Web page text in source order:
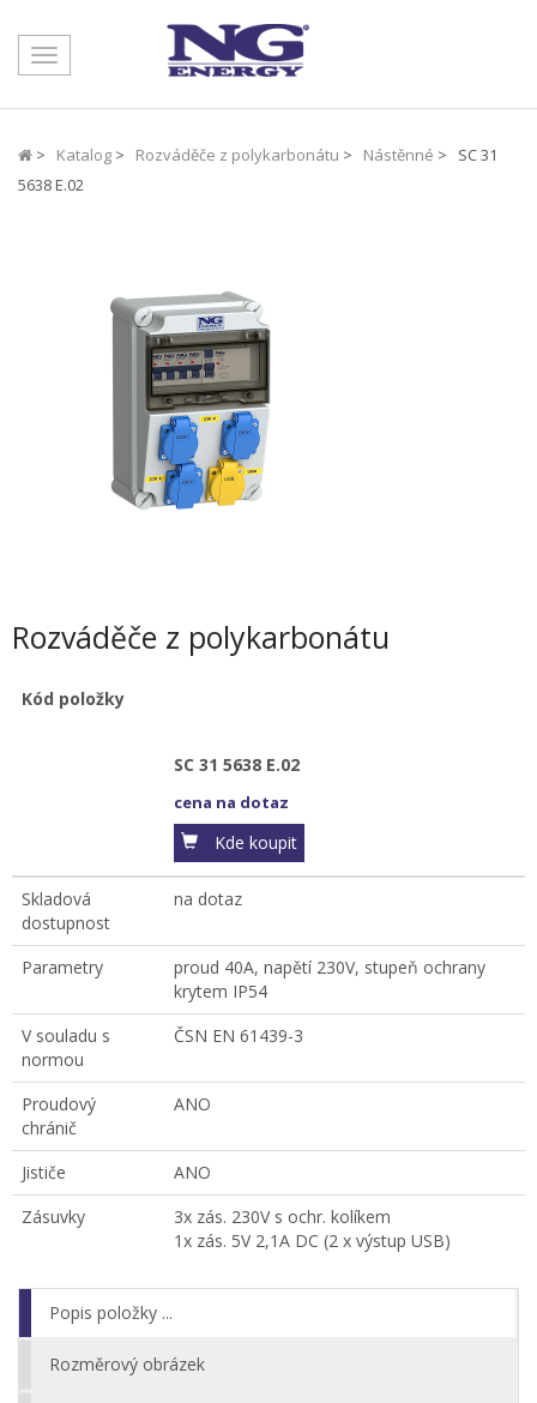
Toggle
> Katalog > Rozváděče z polykarbonátu > Nástěnné > SC 31
5638 E.02
Rozváděče z polykarbonátu
Kód položky
SC 31 5638 E.02
cena na dotaz
Kde koupit
Skladová
dostupnost
na dotaz
Parametry
proud 40A, napětí 230V, stupeň ochrany
krytem IP54
V souladu s
normou
ČSN EN 61439-3
Proudový
chránič
ANO
Jističe
ANO
Zásuvky
3x zás. 230V s ochr. kolíkem
1x zás. 5V 2,1A DC (2 x výstup USB)
Popis položky ...
Rozměrový obrázek